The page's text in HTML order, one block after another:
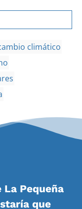
climático
La Pequeña
que